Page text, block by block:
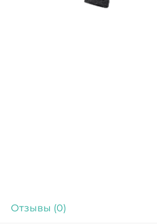
Отзывы (0)